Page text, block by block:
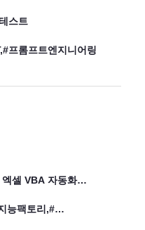
스트
프롬프트엔지니어링
셀 VBA 자동화
능팩토리,#